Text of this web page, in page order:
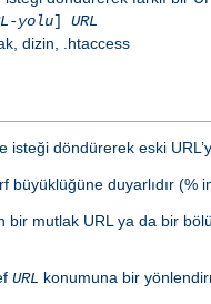
yolu] URL
dizin, .htaccess
döndürerek eski
büyüklüğüne duyarlıdır (%
mutlak URL ya da bir
URL konumuna bir